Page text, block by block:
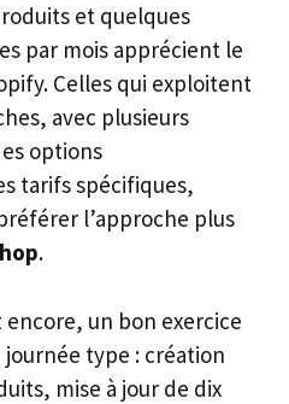
et quelques
par mois apprécient le
Celles qui exploitent
avec plusieurs
options
tarifs spécifiques,
l’approche plus
.
un bon exercice
type : création
mise à jour de dix